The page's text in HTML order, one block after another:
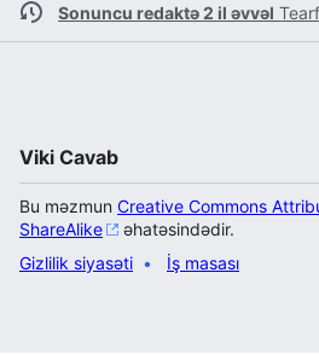
Sonuncu redaktə 2 il əvvəl
Viki Cavab
Bu məzmun Creative Commons
ShareAlike
əhatəsindədir.
Gizlilik siyasəti
İş masası